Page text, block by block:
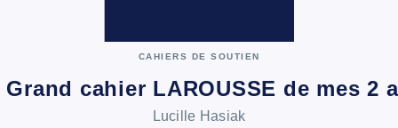
CAHIERS DE SOUTIEN
Grand cahier LAROUSSE de mes 2
Lucille Hasiak